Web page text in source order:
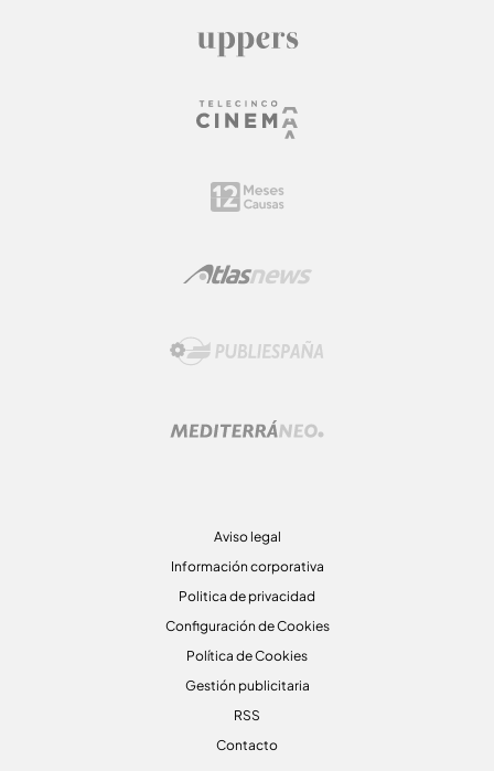
Aviso legal
Información corporativa
Politica de privacidad
Configuración de Cookies
Política de Cookies
Gestión publicitaria
RSS
Contacto